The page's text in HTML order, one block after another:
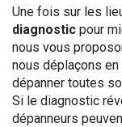
Une fois sur les
diagnostic pour
nous vous
nous déplaçons
dépanner toutes
Si le diagnostic
dépanneurs